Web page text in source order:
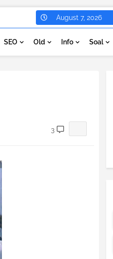
August 7, 2026
SEO Old Info Soal
3